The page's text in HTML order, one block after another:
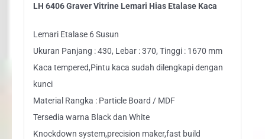
LH 6406 Graver Vitrine Lemari Hias Etalase Kaca
Lemari Etalase 6 Susun
Ukuran Panjang : 430, Lebar : 370, Tinggi : 1670 mm
Kaca tempered,Pintu kaca sudah dilengkapi dengan
kunci
Material Rangka : Particle Board / MDF
Tersedia warna Black dan White
Knockdown system,precision maker,fast build